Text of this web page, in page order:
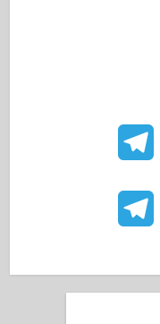
Facebook
Facebook